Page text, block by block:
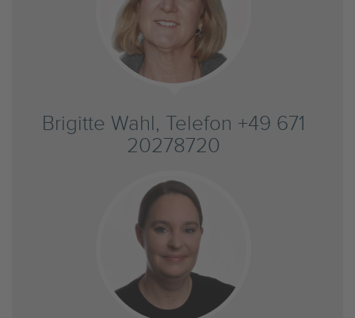
Brigitte Wahl, Telefon +49 671
20278720